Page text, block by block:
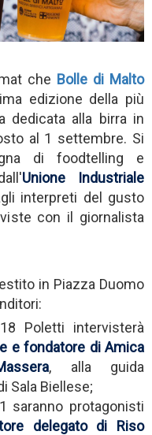
che Bolle di Malto
edizione della più
dedicata alla birra in
al 1 settembre. Si
di foodtelling e
Unione Industriale
interpreti del gusto
con il giornalista
in Piazza Duomo
Poletti intervisterà
e fondatore di Amica
, alla guida
Sala Biellese;
saranno protagonisti
delegato di Riso